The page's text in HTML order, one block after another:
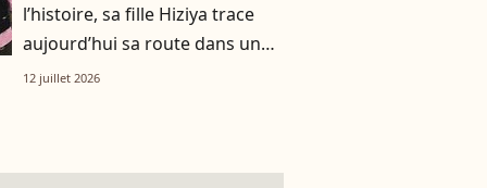
l’histoire, sa fille Hiziya trace
aujourd’hui sa route dans un
tout autre univers
12 juillet 2026